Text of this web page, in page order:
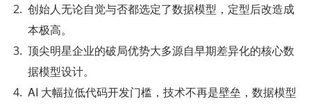
创始人无论自觉与否都选定了数据模型，定型后改造成
本极高。
顶尖明星企业的破局优势大多源自早期差异化的核心数
据模型设计。
AI 大幅拉低代码开发门槛，技术不再是壁垒，数据模型